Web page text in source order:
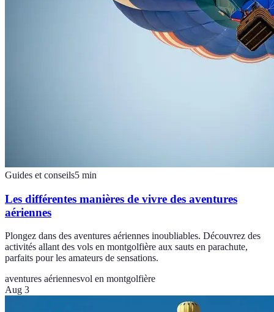
Guides et conseils5 min
Les différentes manières de vivre des aventures
aériennes
Plongez dans des aventures aériennes inoubliables. Découvrez des
activités allant des vols en montgolfière aux sauts en parachute,
parfaits pour les amateurs de sensations.
aventures aériennesvol en montgolfière
Aug 3